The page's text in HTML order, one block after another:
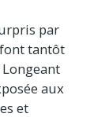
par
tantôt
aux
et